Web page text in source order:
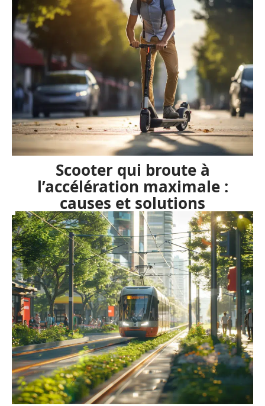
poche.
A voir sans faute
Scooter qui broute à
l’accélération maximale :
causes et solutions